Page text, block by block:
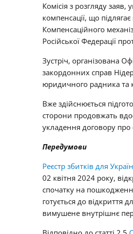
Комісія з розгляду
компенсації, що
Компенсаційного
Російської Федерації
Зустріч, організована
закордонних справ
юридичного радника та
Вже здійснюється
сторони продовжать
укладення договору про
Передумови
Реєстр збитків для
02 квітня 2024 року,
спочатку на
готується до відкриття
вимушене внутрішнє